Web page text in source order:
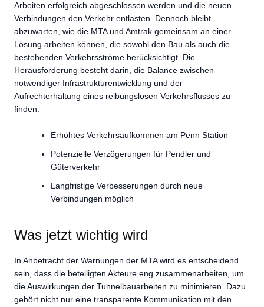
Arbeiten erfolgreich abgeschlossen werden und die neuen
Verbindungen den Verkehr entlasten. Dennoch bleibt
abzuwarten, wie die MTA und Amtrak gemeinsam an einer
Lösung arbeiten können, die sowohl den Bau als auch die
bestehenden Verkehrsströme berücksichtigt. Die
Herausforderung besteht darin, die Balance zwischen
notwendiger Infrastrukturentwicklung und der
Aufrechterhaltung eines reibungslosen Verkehrsflusses zu
finden.
Erhöhtes Verkehrsaufkommen am Penn Station
Potenzielle Verzögerungen für Pendler und
Güterverkehr
Langfristige Verbesserungen durch neue
Verbindungen möglich
Was jetzt wichtig wird
In Anbetracht der Warnungen der MTA wird es entscheidend
sein, dass die beteiligten Akteure eng zusammenarbeiten, um
die Auswirkungen der Tunnelbauarbeiten zu minimieren. Dazu
gehört nicht nur eine transparente Kommunikation mit den